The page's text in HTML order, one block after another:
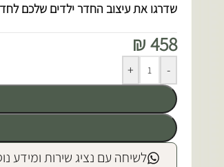
שדרגו את עיצוב החדר ילדים שלכם
₪458
-
+Alternative:
לשיחה עם נציג שירות ומידע